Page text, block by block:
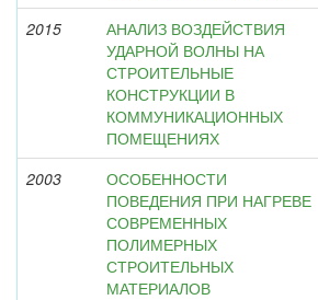
2015
АНАЛИЗ ВОЗДЕЙСТВИЯ
УДАРНОЙ ВОЛНЫ НА
СТРОИТЕЛЬНЫЕ
КОНСТРУКЦИИ В
КОММУНИКАЦИОННЫХ
ПОМЕЩЕНИЯХ
2003
ОСОБЕННОСТИ
ПОВЕДЕНИЯ ПРИ НАГРЕВЕ
СОВРЕМЕННЫХ
ПОЛИМЕРНЫХ
СТРОИТЕЛЬНЫХ
МАТЕРИАЛОВ